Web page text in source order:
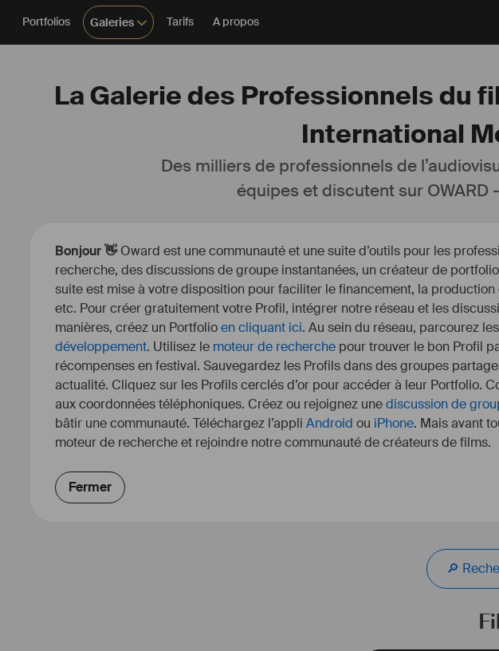
Portfolios Galeries Tarifs A propos
La Galerie des Professionnels du
International
Des milliers de professionnels de
équipes et discutent sur
Bonjour 👋Oward est une communauté et une suite d’outils pour les
recherche, des discussions de groupe instantanées, un créateur de
suite est mise à votre disposition pour faciliter le financement, la
etc. Pour créer gratuitement votre Profil, intégrer notre réseau et les
manières, créez un Portfolioen cliquant ici. Au sein du réseau, parcourez
développement. Utilisez le moteur de recherche pour trouver le bon Profil
récompenses en festival. Sauvegardez les Profils dans des groupes
actualité. Cliquez sur les Profils cerclés d’or pour accéder à leur Portfolio.
aux coordonnées téléphoniques. Créez ou rejoignez unediscussion de
bâtir une communauté. Téléchargez l’appli Android ou iPhone. Mais avant
moteur de recherche et rejoindre notre communauté de créateurs de films.
Fermer
🔎